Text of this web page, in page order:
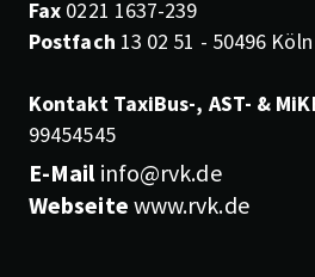
Fax 0221 1637-239
Postfach 13 02 51 - 50496 Köln
Kontakt TaxiBus-, AST- &
99454545
E-Mailinfo@rvk.de
Webseite www.rvk.de